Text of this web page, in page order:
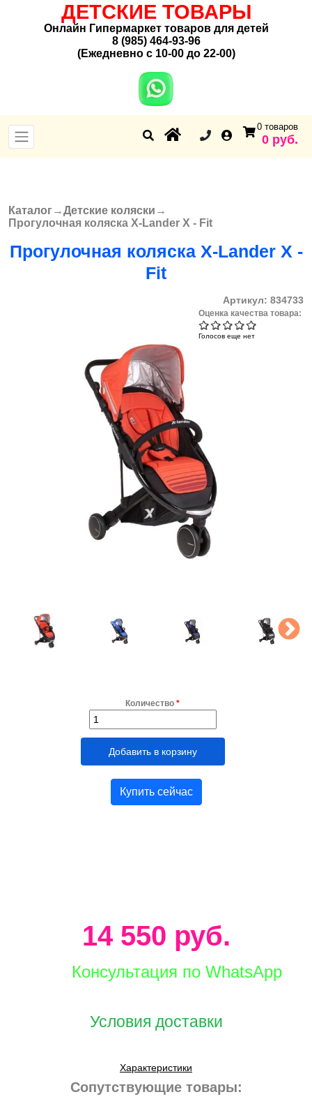
ДЕТСКИЕ ТОВАРЫ
Онлайн Гипермаркет товаров для детей
8 (985) 464-93-96
(Ежедневно с 10-00 до 22-00)
0 товаров
0 руб.
Вы здесь
Каталог→Детские коляски →
Прогулочная коляска X-Lander X - Fit
Прогулочная коляска X-Lander X -
Fit
Артикул: 834733
Оценка качества товара:
Голосов еще нет
Количество *
Купить сейчас
14 550 руб.
Консультация по WhatsApp
Условия доставки
Характеристики
Сопутствующие товары: